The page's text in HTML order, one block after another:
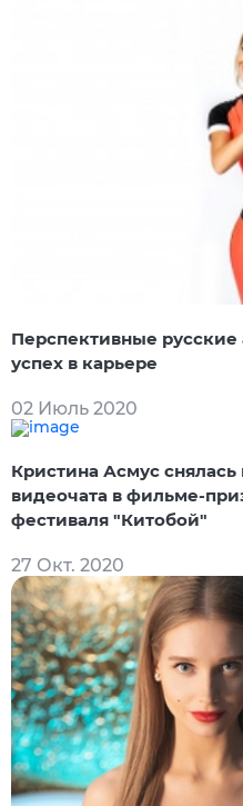
Перспективные
успех в карьере
02 Июль 2020
Кристина Асмус
видеочата в фильме-
фестиваля "Китобой"
27 Окт. 2020